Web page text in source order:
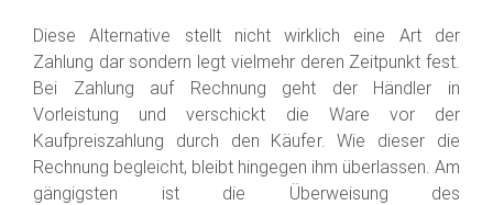
Diese Alternative stellt nicht wirklich eine Art der
Zahlung dar sondern legt vielmehr deren Zeitpunkt fest.
Bei Zahlung auf Rechnung geht der Händler in
Vorleistung und verschickt die Ware vor der
Kaufpreiszahlung durch den Käufer. Wie dieser die
Rechnung begleicht, bleibt hingegen ihm überlassen. Am
gängigsten ist die Überweisung des